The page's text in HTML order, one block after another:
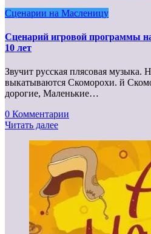
Сценарии на Масленицу
Сценарий игровой программы
10 лет
Звучит русская плясовая музыка.
выкатываются Скоморохи. й
дорогие, Маленькие…
0 Комментарии
Читать далее